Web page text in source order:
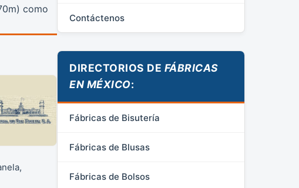
como
Contáctenos
DIRECTORIOS DE FÁBRICAS
EN MÉXICO:
Fábricas de Bisutería
Fábricas de Blusas
Fábricas de Bolsos